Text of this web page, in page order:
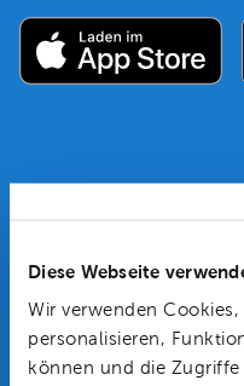
Diese Webseite
Wir verwenden
personalisieren,
können und die Zugriffe